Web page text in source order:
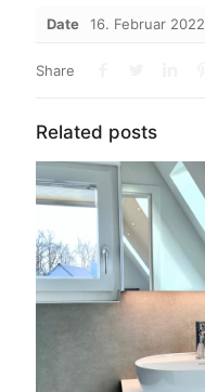
Date 16. Februar 2022
Share
Related posts